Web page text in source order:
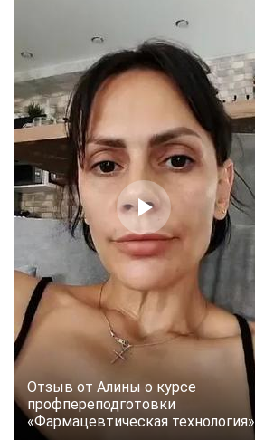
Отзыв от Алины о курсе
профпереподготовки
«Фармацевтическая технология»